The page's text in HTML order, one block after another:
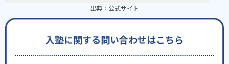
出典： 公式サイト
入塾に関する問い合わせはこちら